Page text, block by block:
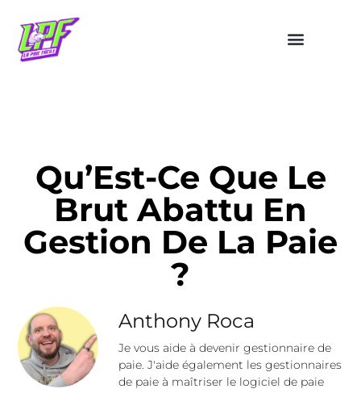
Qu’Est-Ce Que Le
Brut Abattu En
Gestion De La Paie
?
Anthony Roca
Je vous aide à devenir gestionnaire de
paie. J'aide également les gestionnaires
de paie à maîtriser le logiciel de paie